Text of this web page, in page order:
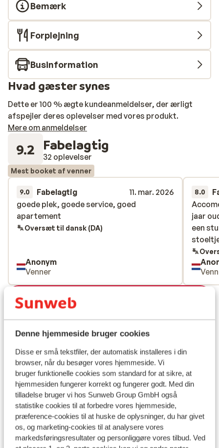
Denne hjemmeside bruger cookies
Disse er små tekstfiler, der automatisk installeres i din
browser, når du besøger vores hjemmeside. Vi
bruger funktionelle cookies som standard for at sikre, at
hjemmesiden fungerer korrekt og fungerer godt. Med din
tilladelse bruger vi hos Sunweb Group GmbH også
statistike cookies til at forbedre vores hjemmeside,
præference-cookies til at huske de oplysninger, du har givet
os, og marketing-cookies til at analysere vores
markedsføringsresultater og personliggøre vores tilbud. Ved
Bemærk
Forplejning
Businformation
Hvad gæster synes
Dette er 100 % ægte kundeanmeldelser, der ærligt
afspejler deres oplevelser med vores produkt.
Mere om anmeldelser
9.2 Fabelagtig
32 oplevelser
Mest booket af venner
9.0 Fabelagtig
11. mar. 2026
goede plek, goede service, goed
apartement
goede plek, goede service, goed
apartement
Oversæt til dansk (DA)
Anonym
Venner
8.0
jaar
een
jaar
een
Se alle 32 anmeldelser
Lokation
Se på kort
I området
Afstand til centrum: ca. 800 meter